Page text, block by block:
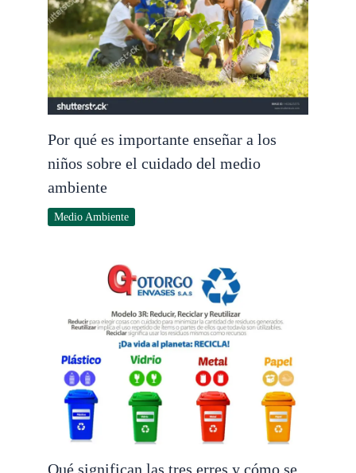
Por qué es importante enseñar a los
niños sobre el cuidado del medio
ambiente
Medio Ambiente
Qué significan las tres erres y cómo se